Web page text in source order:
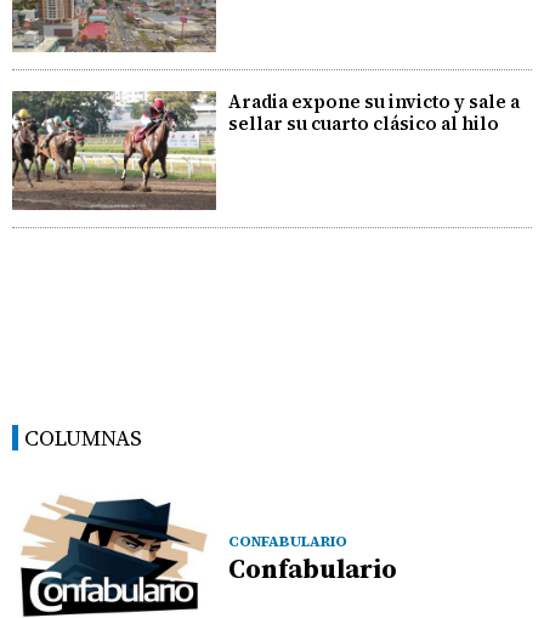
Aradia expone su invicto y sale a
sellar su cuarto clásico al hilo
COLUMNAS
CONFABULARIO
Confabulario